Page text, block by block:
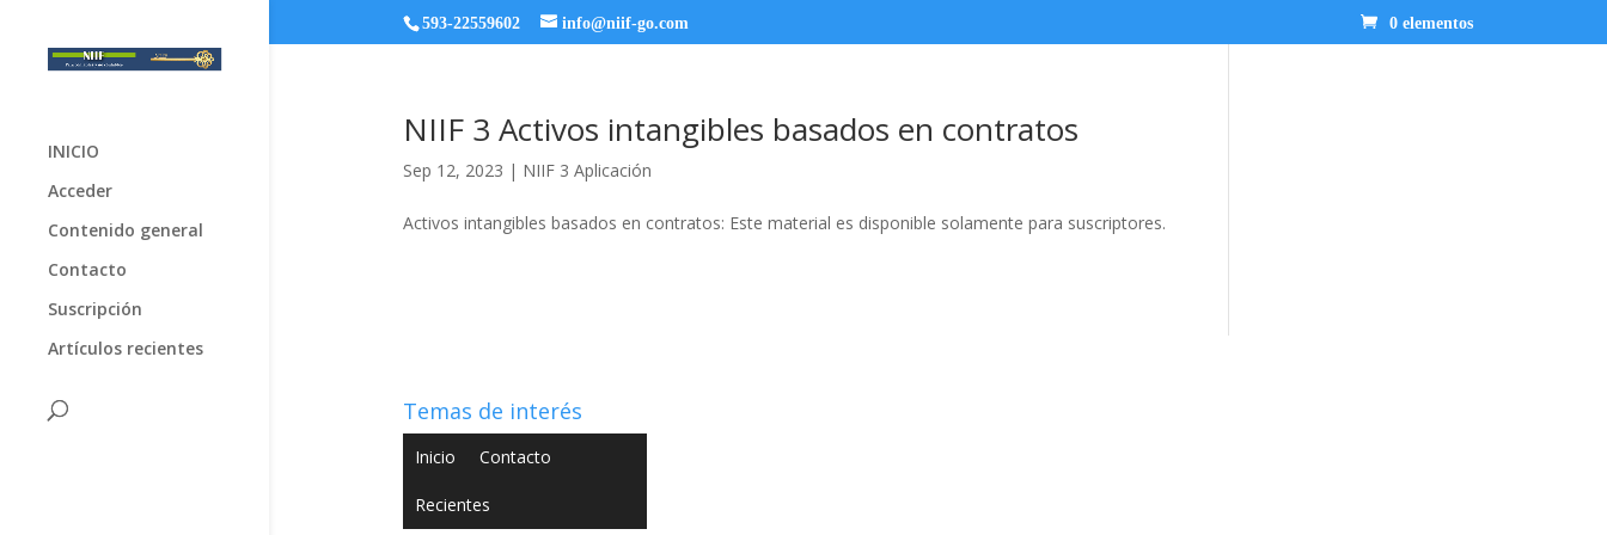
593-22559602 info@niif-go.com 0 elementos
INICIO
Acceder
Contenido general
Contacto
Suscripción
Artículos recientes
NIIF 3 Activos intangibles basados en contratos
Sep 12, 2023 | NIIF 3 Aplicación
Activos intangibles basados en contratos: Este material es disponible solamente para suscriptores.
Temas de interés
Inicio Contacto
Recientes